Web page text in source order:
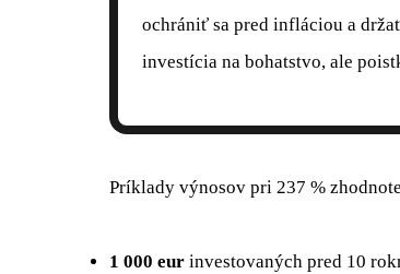
ochrániť sa pred infláciou a
investícia na bohatstvo, ale
Príklady výnosov pri 237 %
1 000 eur investovaných pred 10